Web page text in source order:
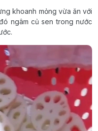
khoanh mỏng vừa ăn với
ngâm củ sen trong nước